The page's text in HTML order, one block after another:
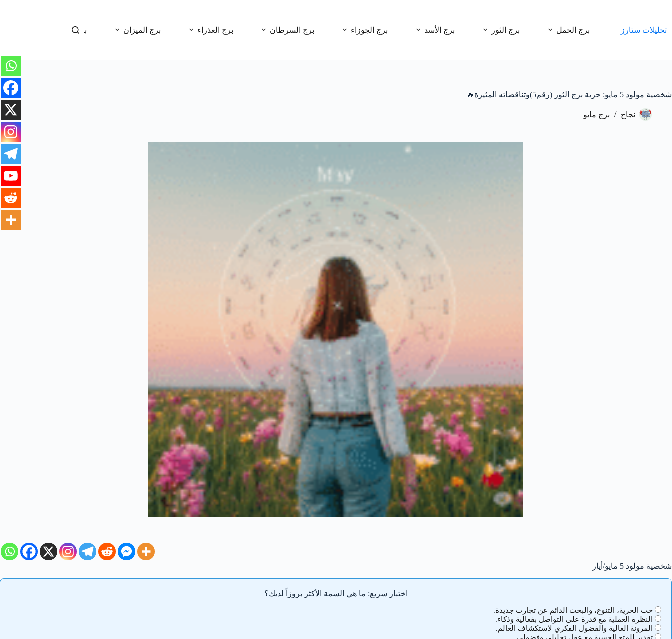
تحليلات ستارز برج الحمل برج الثور برج الأسد برج الجوزاء برج السرطان برج العذراء برج الميزان برج العقرب
شخصية مولود 5 مايو: حرية برج الثور (رقم5)وتناقضاته المثيرة🔥
نجاح برج مايو
شخصية مولود 5 مايو/أيار
اختبار سريع: ما هي السمة الأكثر بروزاً لديك؟
حب الحرية، التنوع، والبحث الدائم عن تجارب جديدة.
النظرة العملية مع قدرة على التواصل بفعالية وذكاء.
المرونة العالية والفضول الفكري لاستكشاف العالم.
تقدير للمتع الحسية مع عقل تحليلي وفضولي.